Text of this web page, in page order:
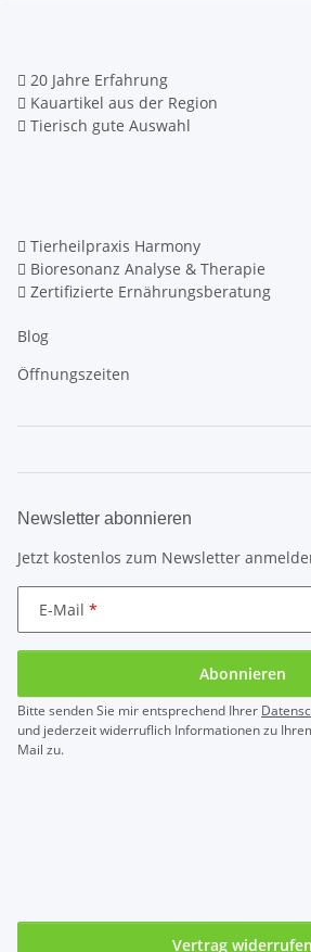
20 Jahre Erfahrung
Kauartikel aus der Region
Tierisch gute Auswahl
Tierheilpraxis Harmony
Bioresonanz Analyse & Therapie
Zertifizierte Ernährungsberatung
Blog
Öffnungszeiten
Newsletter abonnieren
Jetzt kostenlos zum Newsletter
E-Mail
Abonnieren
Bitte senden Sie mir entsprechend Ihrer
und jederzeit widerruflich Informationen zu
Mail zu.
Vertrag widerrufen